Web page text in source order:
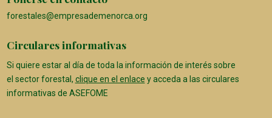
forestales@empresademenorca.org
Circulares informativas
Si quiere estar al día de toda la información de interés sobre
el sector forestal, clique en el enlace y acceda a las circulares
informativas de ASEFOME